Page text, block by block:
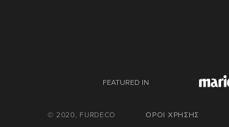
FEATURED IN
© 2020, FURDECO ΟΡΟΙ ΧΡΗΣΗΣ